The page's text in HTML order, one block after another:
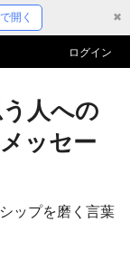
開く ✖
ログイン
人への
ッセー
ップを磨く言葉